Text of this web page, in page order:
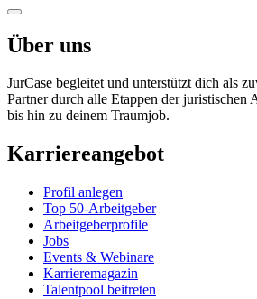
Über uns
JurCase begleitet und unterstützt dich als
Partner durch alle Etappen der juristischen
bis hin zu deinem Traumjob.
Karriereangebot
Profil anlegen
Top 50-Arbeitgeber
Arbeitgeberprofile
Jobs
Events & Webinare
Karrieremagazin
Talentpool beitreten